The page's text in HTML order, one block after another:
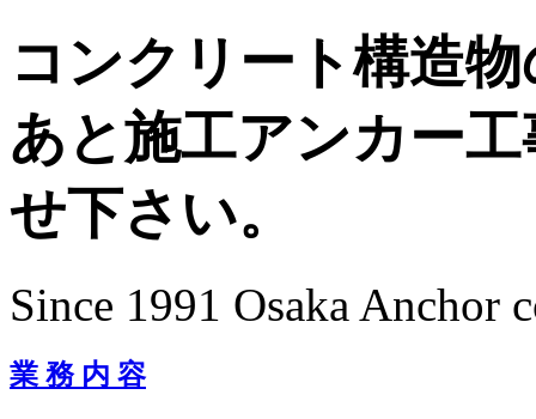
コンクリート構造
あと施工アンカー
せ下さい。
Since 1991 Osaka Anchor
業 務 内 容